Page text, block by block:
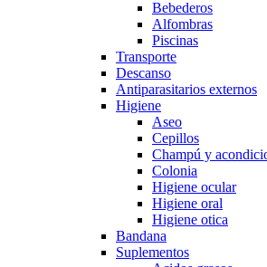
Bebederos
Alfombras
Piscinas
Transporte
Descanso
Antiparasitarios externos
Higiene
Aseo
Cepillos
Champú y
Colonia
Higiene ocular
Higiene oral
Higiene otica
Bandana
Suplementos